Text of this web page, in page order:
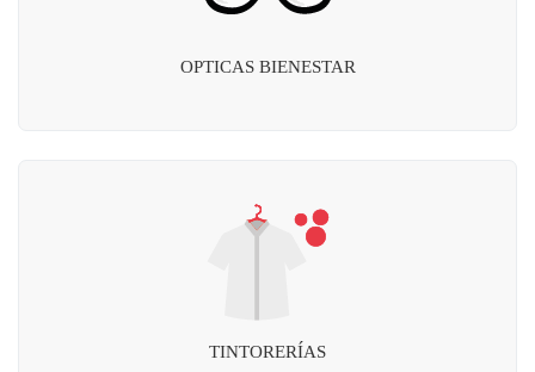
OPTICAS BIENESTAR
TINTORERÍAS